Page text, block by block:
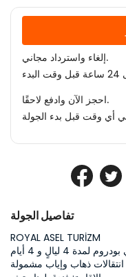
تفاصيل الجولة
ROYAL ASEL TURİZM
لمدة 4 ليالٍ و 4 أيام
ذهاب وإياب مشمولة
إلغاء واسترداد مجاني.
احجز الآن وادفع لاحقًا.